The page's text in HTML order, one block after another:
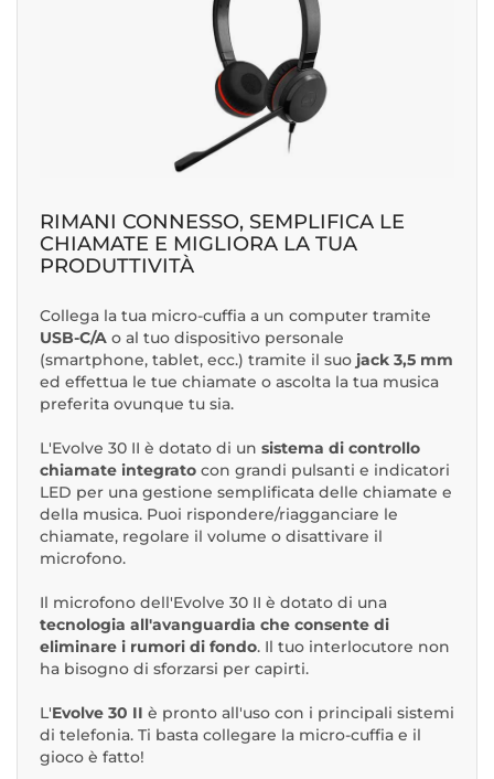
RIMANI CONNESSO, SEMPLIFICA LE
CHIAMATE E MIGLIORA LA TUA
PRODUTTIVITÀ
Collega la tua micro-cuffia a un computer tramite
USB-C/A o al tuo dispositivo personale
(smartphone, tablet, ecc.) tramite il suo jack 3,5 mm
ed effettua le tue chiamate o ascolta la tua musica
preferita ovunque tu sia.
L'Evolve 30 II è dotato di un sistema di controllo
chiamate integrato con grandi pulsanti e indicatori
LED per una gestione semplificata delle chiamate e
della musica. Puoi rispondere/riagganciare le
chiamate, regolare il volume o disattivare il
microfono.
Il microfono dell'Evolve 30 II è dotato di una
tecnologia all'avanguardia che consente di
eliminare i rumori di fondo. Il tuo interlocutore non
ha bisogno di sforzarsi per capirti.
L'Evolve 30 II è pronto all'uso con i principali sistemi
di telefonia. Ti basta collegare la micro-cuffia e il
gioco è fatto!